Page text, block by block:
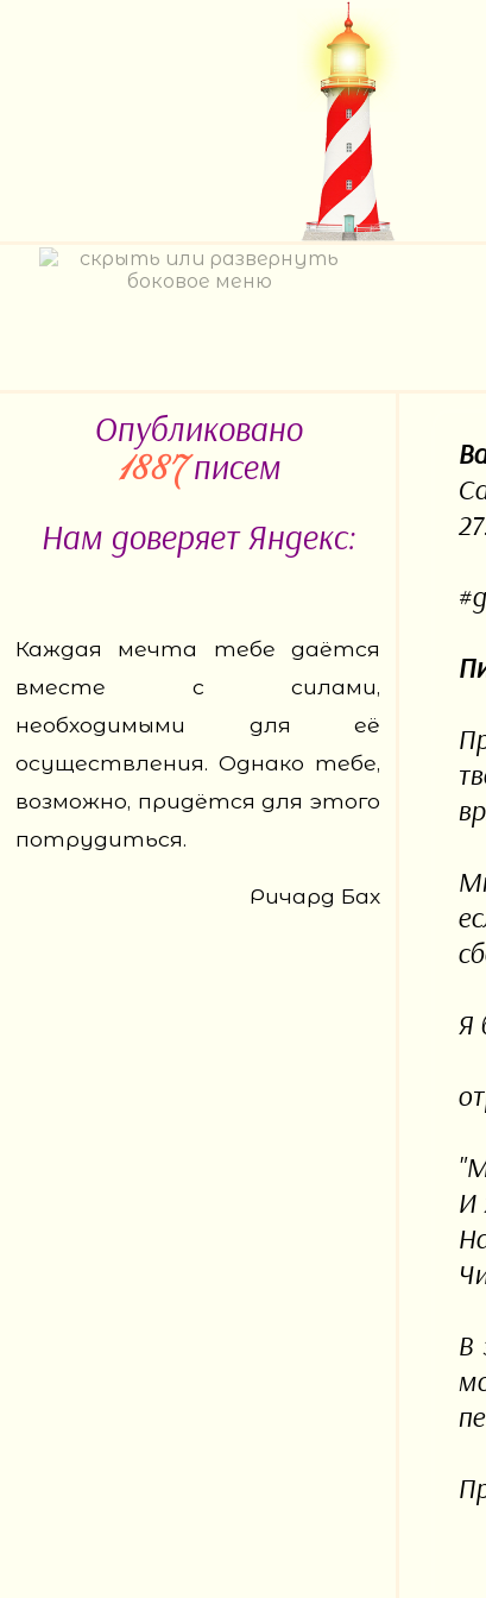
Опубликовано
1887писем
Нам доверяет Яндекс:
Каждая мечта тебе даётся
вместе с силами,
необходимыми для её
осуществления. Однако тебе,
возможно, придётся для этого
потрудиться.
Ричард Бах
Я
И
В